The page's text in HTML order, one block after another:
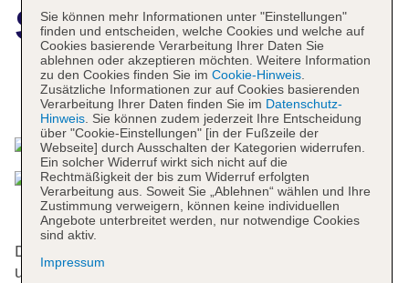
South Pacific
Das bietet Ihre Unterkunft
Das Hotel mit 3 Aufzügen verfügt über 299 Zimmer
und 24 Suiten. Das freundliche Personal an der
Sie können mehr Informationen unter "Einstellungen"
finden und entscheiden, welche Cookies und welche auf
Cookies basierende Verarbeitung Ihrer Daten Sie
ablehnen oder akzeptieren möchten. Weitere Information
zu den Cookies finden Sie im Cookie-Hinweis.
Zusätzliche Informationen zur auf Cookies basierenden
Verarbeitung Ihrer Daten finden Sie im Datenschutz-
Hinweis. Sie können zudem jederzeit Ihre Entscheidung
über "Cookie-Einstellungen" [in der Fußzeile der
Webseite] durch Ausschalten der Kategorien widerrufen.
Ein solcher Widerruf wirkt sich nicht auf die
Rechtmäßigkeit der bis zum Widerruf erfolgten
Verarbeitung aus. Soweit Sie „Ablehnen“ wählen und Ihre
Zustimmung verweigern, können keine individuellen
Angebote unterbreitet werden, nur notwendige Cookies
sind aktiv.
Impressum